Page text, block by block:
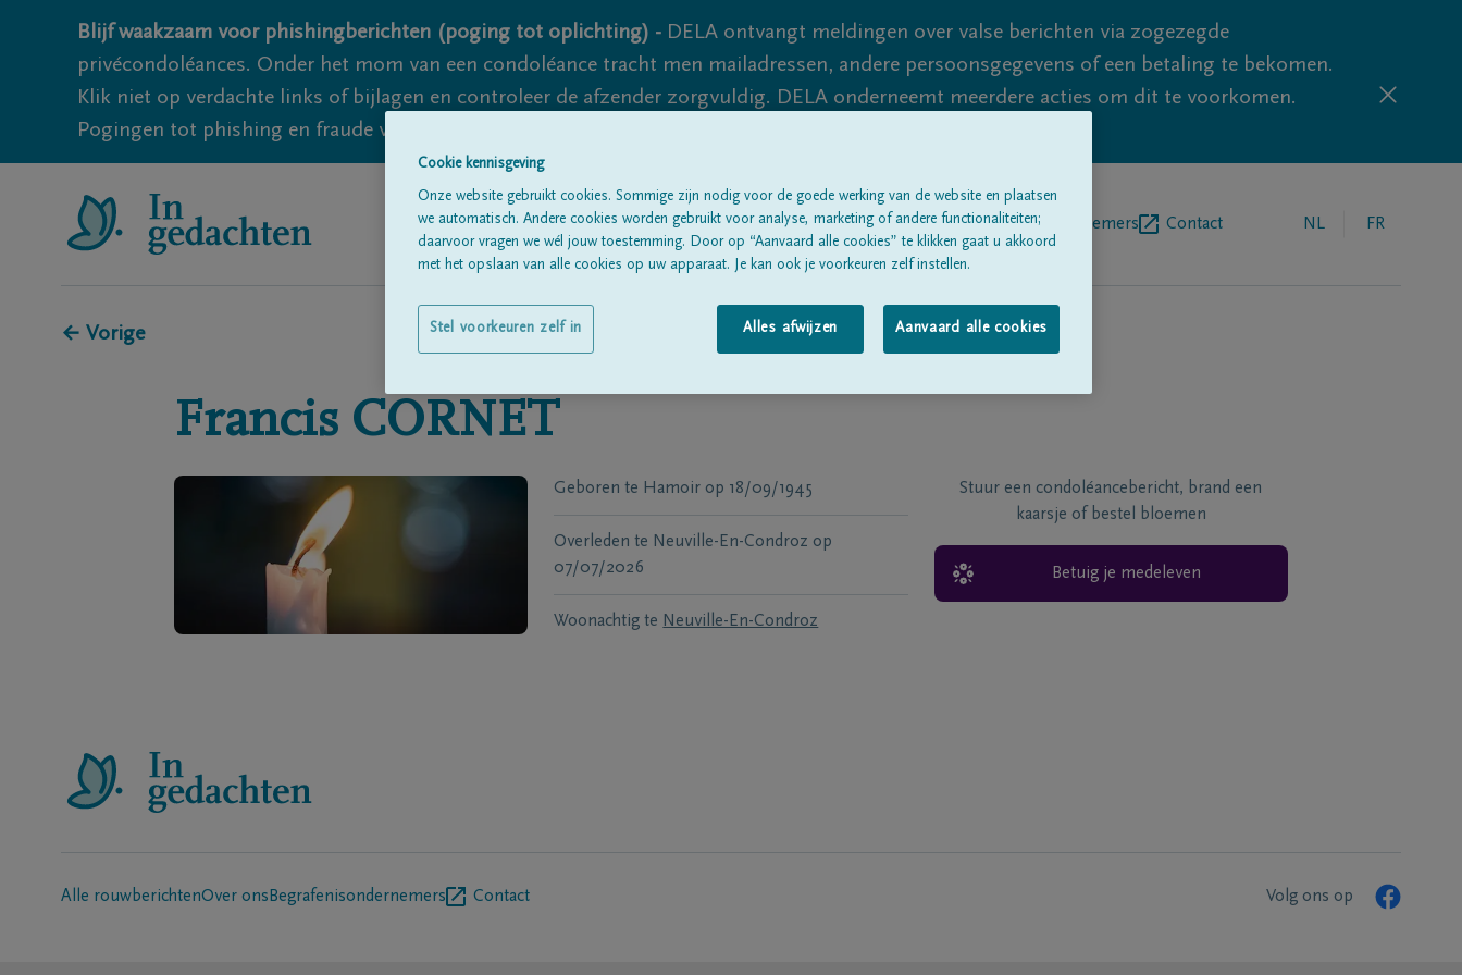
Blijf waakzaam voor phishingberichten (poging tot oplichting) - DELA ontvangt meldingen over valse berichten via zogezegde
privécondoléances. Onder het mom van een condoléance tracht men mailadressen, andere persoonsgegevens of een betaling te bekomen.
Klik niet op verdachte links of bijlagen en controleer de afzender zorgvuldig. DELA onderneemt meerdere acties om dit te voorkomen.
Pogingen tot phishing en fraude vallen echter nooit volledig uit te sluiten, dus blijf waakzaam.
Alle rouwberichten Over onsBegrafenisondernemers Contact NL FR
← Vorige
Francis CORNET
Geboren te Hamoir op 18/09/1945
Overleden te Neuville-En-Condroz op
07/07/2026
Woonachtig te Neuville-En-Condroz
Stuur een condoléancebericht, brand een
kaarsje of bestel bloemen
Betuig je medeleven
Alle rouwberichtenOver ons Begrafenisondernemers Contact Volg ons op
Cookie kennisgeving
Onze website gebruikt cookies. Sommige zijn nodig voor de goede werking van de website en plaatsen
we automatisch. Andere cookies worden gebruikt voor analyse, marketing of andere functionaliteiten;
daarvoor vragen we wél jouw toestemming. Door op “Aanvaard alle cookies” te klikken gaat u akkoord
met het opslaan van alle cookies op uw apparaat. Je kan ook je voorkeuren zelf instellen.
Alles afwijzen Aanvaard alle cookies
Stel voorkeuren zelf in